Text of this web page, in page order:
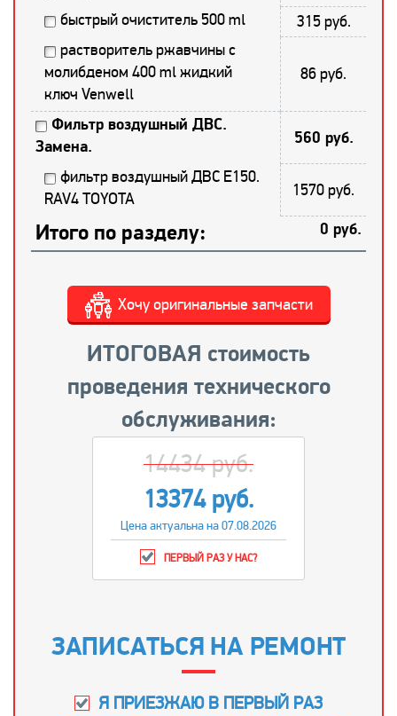
быстрый очиститель 500 ml
315 руб.
растворитель ржавчины с
молибденом 400 ml жидкий
ключ Venwell
86 руб.
Фильтр воздушный ДВС.
Замена.
560 руб.
фильтр воздушный ДВС E150.
RAV4 TOYOTA
1570 руб.
Итого по разделу: 0 руб.
ИТОГОВАЯ стоимость
проведения технического
обслуживания:
Хочу оригинальные запчасти
14434 руб.
13374 руб.
Цена актуальна на 07.08.2026
ПЕРВЫЙ РАЗ У НАС?
ЗАПИСАТЬСЯ НА РЕМОНТ
Я ПРИЕЗЖАЮ В ПЕРВЫЙ РАЗ